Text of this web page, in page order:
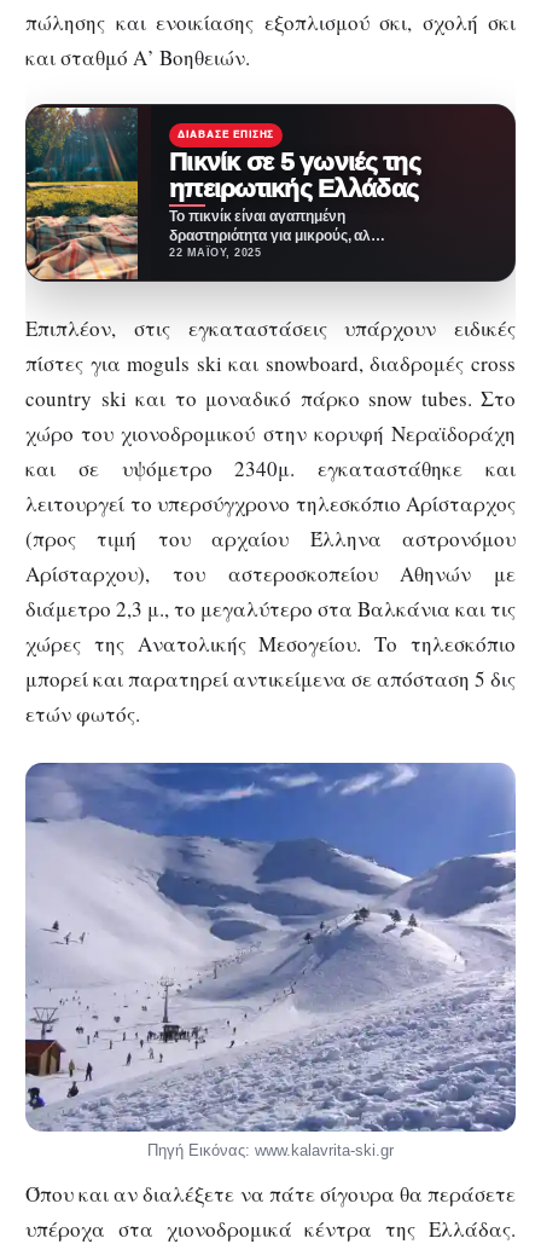
πώλησης και ενοικίασης εξοπλισμού σκι, σχολή σκι
και σταθμό Α’ Βοηθειών.
ΔΙΆΒΑΣΕ ΕΠΊΣΗΣ
Πικνίκ σε 5 γωνιές της
ηπειρωτικής Ελλάδας
Το πικνίκ είναι αγαπημένη
δραστηριότητα για μικρούς, αλλά
και για μεγάλους. Όσο ανοίγει ο
22 ΜΑΪ́ΟΥ, 2025
Επιπλέον, στις εγκαταστάσεις υπάρχουν ειδικές
πίστες για moguls ski και snowboard, διαδρομές cross
country ski και το μοναδικό πάρκο snow tubes. Στο
χώρο του χιονοδρομικού στην κορυφή Νεραϊδοράχη
και σε υψόμετρο 2340μ. εγκαταστάθηκε και
λειτουργεί το υπερσύγχρονο τηλεσκόπιο Αρίσταρχος
(προς τιμή του αρχαίου Έλληνα αστρονόμου
Αρίσταρχου), του αστεροσκοπείου Αθηνών με
διάμετρο 2,3 μ., το μεγαλύτερο στα Βαλκάνια και τις
χώρες της Ανατολικής Μεσογείου. Το τηλεσκόπιο
μπορεί και παρατηρεί αντικείμενα σε απόσταση 5 δις
ετών φωτός.
Πηγή Εικόνας: www.kalavrita-ski.gr
Όπου και αν διαλέξετε να πάτε σίγουρα θα περάσετε
υπέροχα στα χιονοδρομικά κέντρα της Ελλάδας.